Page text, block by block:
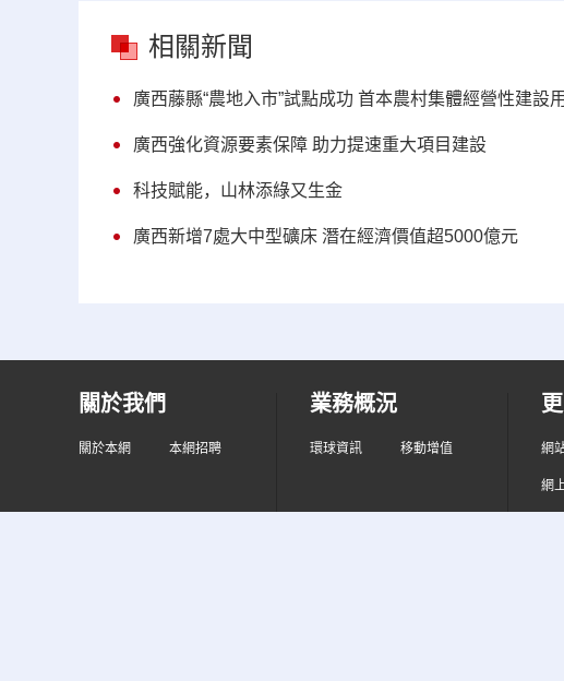
相關新聞
廣西藤縣“農地入市”試點成功 首本農村集體經營性建設
廣西強化資源要素保障 助力提速重大項目建設
科技賦能，山林添綠又生金
廣西新增7處大中型礦床 潛在經濟價值超5000億元
關於我們
關於本網 本網招聘
業務概況
環球資訊 移動增值 網
網